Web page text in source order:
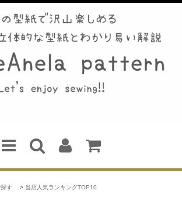
す > 当店人気ランキングTOP10